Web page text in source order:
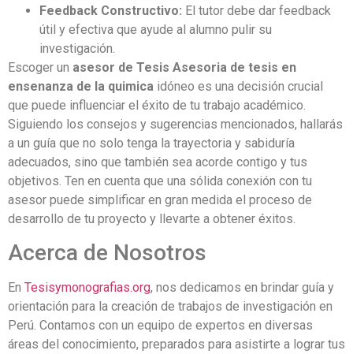
Feedback Constructivo: El tutor debe dar feedback
útil y efectiva que ayude al alumno pulir su
investigación.
Escoger un asesor de Tesis Asesoria de tesis en
ensenanza de la quimica idóneo es una decisión crucial
que puede influenciar el éxito de tu trabajo académico.
Siguiendo los consejos y sugerencias mencionados, hallarás
a un guía que no solo tenga la trayectoria y sabiduría
adecuados, sino que también sea acorde contigo y tus
objetivos. Ten en cuenta que una sólida conexión con tu
asesor puede simplificar en gran medida el proceso de
desarrollo de tu proyecto y llevarte a obtener éxitos.
Acerca de Nosotros
En Tesisymonografias.org, nos dedicamos en brindar guía y
orientación para la creación de trabajos de investigación en
Perú. Contamos con un equipo de expertos en diversas
áreas del conocimiento, preparados para asistirte a lograr tus